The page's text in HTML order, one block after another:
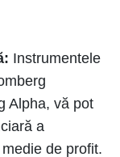
Instrumentele
Alpha, vă pot
a
de profit.